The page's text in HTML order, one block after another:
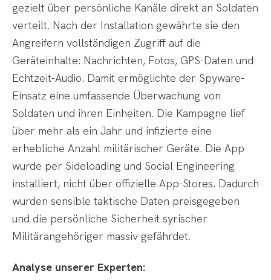
gezielt über persönliche Kanäle direkt an Soldaten
verteilt. Nach der Installation gewährte sie den
Angreifern vollständigen Zugriff auf die
Geräteinhalte: Nachrichten, Fotos, GPS-Daten und
Echtzeit-Audio. Damit ermöglichte der Spyware-
Einsatz eine umfassende Überwachung von
Soldaten und ihren Einheiten. Die Kampagne lief
über mehr als ein Jahr und infizierte eine
erhebliche Anzahl militärischer Geräte. Die App
wurde per Sideloading und Social Engineering
installiert, nicht über offizielle App-Stores. Dadurch
wurden sensible taktische Daten preisgegeben
und die persönliche Sicherheit syrischer
Militärangehöriger massiv gefährdet.
Analyse unserer Experten: